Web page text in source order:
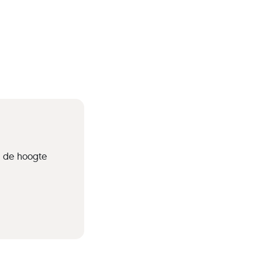
de hoogte